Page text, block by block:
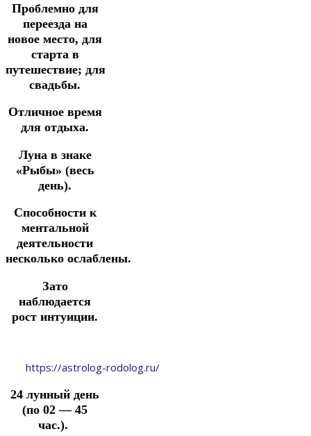
Проблемно для
переезда на
новое место, для
старта в
путешествие; для
свадьбы.
Отличное время
для отдыха.
Луна в знаке
«Рыбы» (весь
день).
Способности к
ментальной
деятельности
несколько ослаблены.
Зато
наблюдается
рост интуиции.
https://astrolog-rodolog.ru/
24 лунный день
(по 02 — 45
час.).